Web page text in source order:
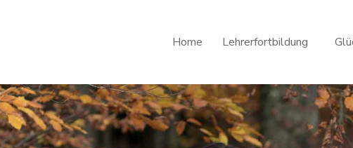
Home Lehrerfortbildung